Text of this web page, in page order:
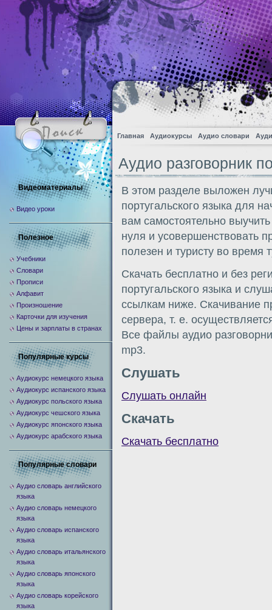
Главная Аудиокурсы Аудио словари
Аудио разговорник
В этом разделе выложен
португальского языка для
вам самостоятельно
нуля и усовершенствовать
полезен и туристу во время
Скачать бесплатно и без
португальского языка и
ссылкам ниже. Скачивание
сервера, т. е.
Все файлы аудио
mp3.
Слушать
Слушать онлайн
Скачать
Скачать бесплатно
Видеоматериалы
Видео уроки
Полезное
Учебники
Словари
Прописи
Алфавит
Произношение
Карточки для изучения
Цены и зарплаты в странах
Популярные курсы
Аудиокурс немецкого языка
Аудиокурс испанского языка
Аудиокурс польского языка
Аудиокурс чешского языка
Аудиокурс японского языка
Аудиокурс арабского языка
Популярные словари
Аудио словарь английского
языка
Аудио словарь немецкого
языка
Аудио словарь испанского
языка
Аудио словарь итальянского
языка
Аудио словарь японского
языка
Аудио словарь корейского
языка